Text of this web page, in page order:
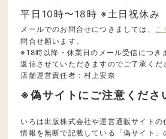
平日10時〜18時 ※土日祝休み
メールでのお問合せにつきましては、 こ
問合せ願います。
※18時以降・休業日のメール受信につき
返信させていただきますのでご了承くだ
店舗運営責任者：村上安奈
※偽サイトにご注意くださ
いろは出版株式会社や運営通販サイトの
情報を無断で記載している「偽サイト」